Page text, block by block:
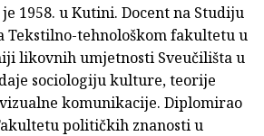
1958. u Kutini. Docent na Studiju
Tekstilno-tehnološkom fakultetu u
likovnih umjetnosti Sveučilišta u
sociologiju kulture, teorije
komunikacije. Diplomirao
političkih znanosti u